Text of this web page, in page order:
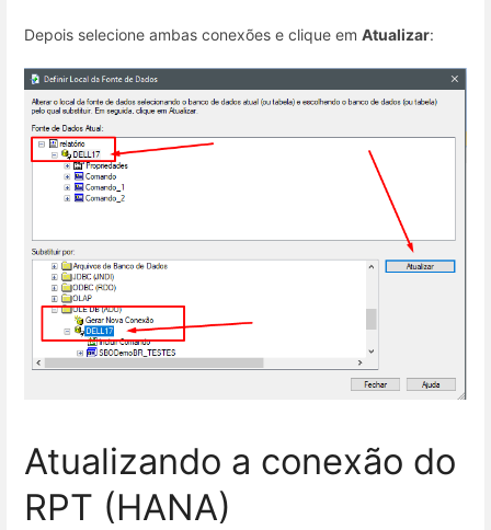
Depois selecione ambas conexões e clique em Atualizar:
Atualizando a conexão do
RPT (HANA)